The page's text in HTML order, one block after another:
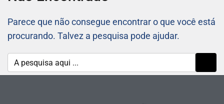
Parece que não consegue encontrar o que você está
procurando. Talvez a pesquisa pode ajudar.